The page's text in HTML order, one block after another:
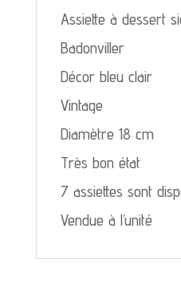
Assiette à dessert
Badonviller
Décor bleu clair
Vintage
Diamètre 18 cm
Très bon état
7 assiettes sont
Vendue à l’unité